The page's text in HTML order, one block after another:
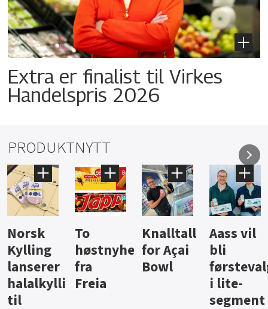
Extra er finalist til Virkes
Handelspris 2026
PRODUKTNYTT
Knalltall
for Açai
Bowl
Aass vil
bli
førstevalg
i lite-
Brus og
jus fra
Berentsen
Hard
iste fra
Hansa